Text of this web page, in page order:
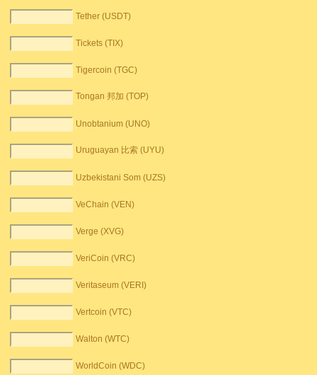
Tether (USDT)
Tickets (TIX)
Tigercoin (TGC)
Tongan 邦加 (TOP)
Unobtanium (UNO)
Uruguayan 比索 (UYU)
Uzbekistani Som (UZS)
VeChain (VEN)
Verge (XVG)
VeriCoin (VRC)
Veritaseum (VERI)
Vertcoin (VTC)
Walton (WTC)
WorldCoin (WDC)